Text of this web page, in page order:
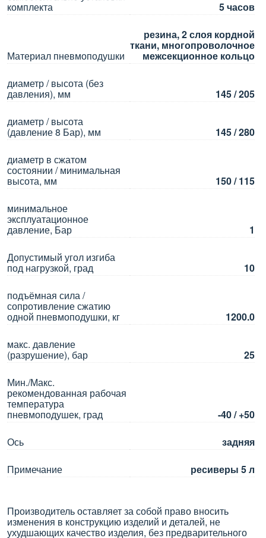
комплекта 5 часов
Материал пневмоподушки
резина, 2 слоя кордной
ткани, многопроволочное
межсекционное кольцо
диаметр / высота (без
давления), мм
145 / 205
диаметр / высота
(давление 8 Бар), мм
145 / 280
диаметр в сжатом
состоянии / минимальная
высота, мм
150 / 115
минимальное
эксплуатационное
давление, Бар
1
Допустимый угол изгиба
под нагрузкой, град
10
подъёмная сила /
сопротивление сжатию
одной пневмоподушки, кг
1200.0
макс. давление
(разрушение), бар
25
Мин./Макс.
рекомендованная рабочая
температура
пневмоподушек, град
-40 / +50
Ось
задняя
Примечание
ресиверы 5 л
Производитель оставляет за собой право вносить
изменения в конструкцию изделий и деталей, не
ухудшающих качество изделия, без предварительного